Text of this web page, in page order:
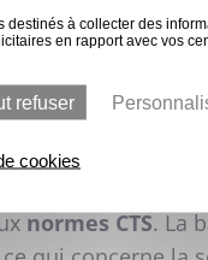
rien de tels
une circulation
armoire
normes CTS. La
destinés à collecter des
en rapport avec vos
refuser
cookies